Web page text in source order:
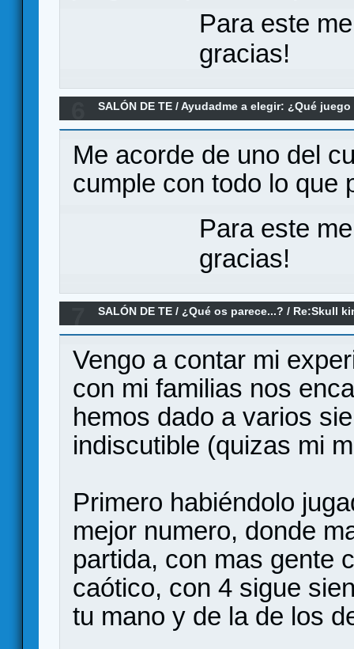
Para este
gracias!
SALÓN DE TE /Ayudadme a elegir: ¿Qué
Me acorde de uno del
cumple con todo lo que
Para este
gracias!
SALÓN DE TE /¿Qué os parece...? / Re:Skull
Vengo a contar mi
con mi familias nos
hemos dado a varios
indiscutible (quizas mi
Primero habiéndolo
mejor numero, donde
partida, con mas gente
caótico, con 4 sigue
tu mano y de la de los